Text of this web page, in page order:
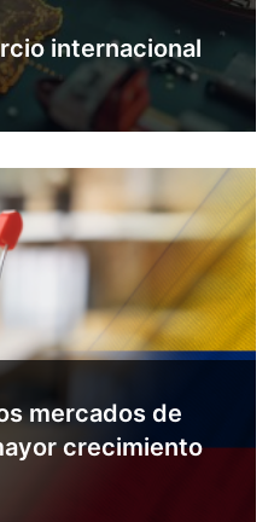
internacional
mercados de
crecimiento